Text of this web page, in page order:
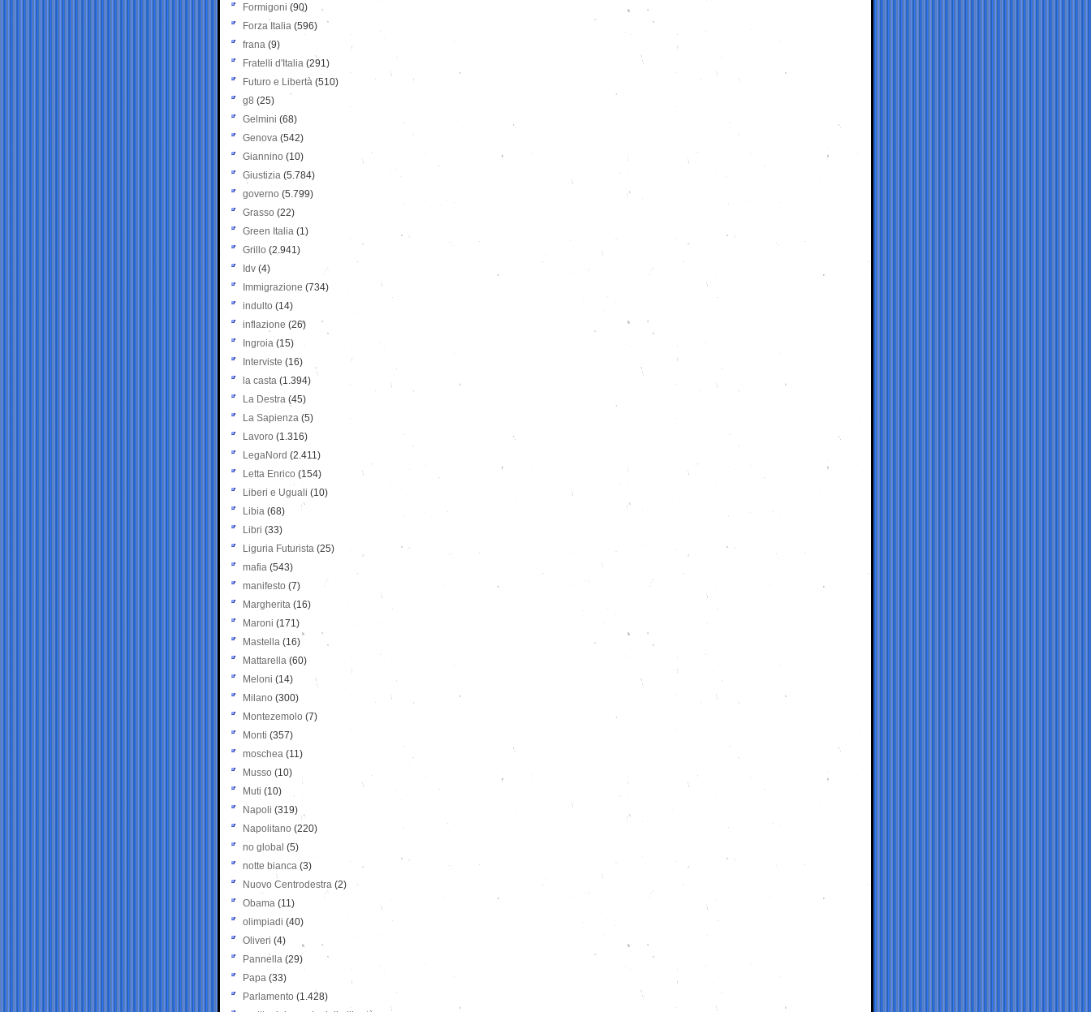
Formigoni (90)
Forza Italia (596)
frana (9)
Fratelli d'Italia (291)
Futuro e Libertà (510)
g8 (25)
Gelmini (68)
Genova (542)
Giannino (10)
Giustizia (5.784)
governo (5.799)
Grasso (22)
Green Italia (1)
Grillo (2.941)
Idv (4)
Immigrazione (734)
indulto (14)
inflazione (26)
Ingroia (15)
Interviste (16)
la casta (1.394)
La Destra (45)
La Sapienza (5)
Lavoro (1.316)
LegaNord (2.411)
Letta Enrico (154)
Liberi e Uguali (10)
Libia (68)
Libri (33)
Liguria Futurista (25)
mafia (543)
manifesto (7)
Margherita (16)
Maroni (171)
Mastella (16)
Mattarella (60)
Meloni (14)
Milano (300)
Montezemolo (7)
Monti (357)
moschea (11)
Musso (10)
Muti (10)
Napoli (319)
Napolitano (220)
no global (5)
notte bianca (3)
Nuovo Centrodestra (2)
Obama (11)
olimpiadi (40)
Oliveri (4)
Pannella (29)
Papa (33)
Parlamento (1.428)